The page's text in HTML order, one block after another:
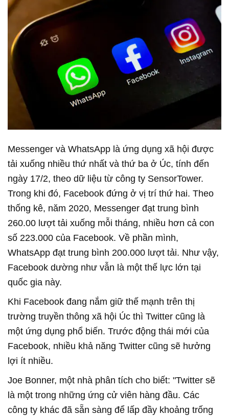
Messenger và WhatsApp là ứng dụng xã hội được
tải xuống nhiều thứ nhất và thứ ba ở Úc, tính đến
ngày 17/2, theo dữ liệu từ công ty SensorTower.
Trong khi đó, Facebook đứng ở vị trí thứ hai. Theo
thống kê, năm 2020, Messenger đạt trung bình
260.00 lượt tải xuống mỗi tháng, nhiều hơn cả con
số 223.000 của Facebook. Về phần mình,
WhatsApp đạt trung bình 200.000 lượt tải. Như vậy,
Facebook dường như vẫn là một thế lực lớn tại
quốc gia này.
Khi Facebook đang nắm giữ thế mạnh trên thị
trường truyền thông xã hội Úc thì Twitter cũng là
một ứng dụng phổ biến. Trước động thái mới của
Facebook, nhiều khả năng Twitter cũng sẽ hưởng
lợi ít nhiều.
Joe Bonner, một nhà phân tích cho biết: "Twitter sẽ
là một trong những ứng cử viên hàng đầu. Các
công ty khác đã sẵn sàng để lấp đầy khoảng trống